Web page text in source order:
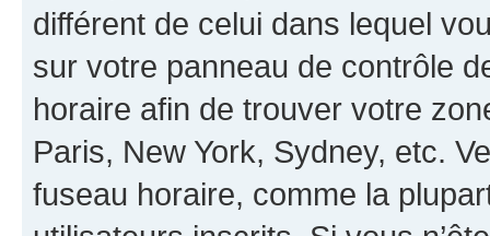
différent de celui dans lequel
sur votre panneau de contrôle
horaire afin de trouver votre
Paris, New York, Sydney, etc.
fuseau horaire, comme la